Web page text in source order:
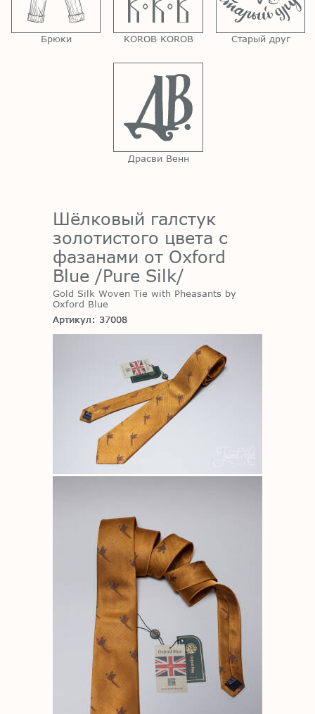
Брюки KOROB KOROB Старый друг
Драсви Венн
Шёлковый галстук
золотистого цвета с
фазанами от Oxford
Blue /Pure Silk/
Gold Silk Woven Tie with Pheasants by
Oxford Blue
Артикул: 37008